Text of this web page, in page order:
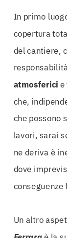
In primo
copertura
del cantiere,
atmosferici e
che,
che possono
lavori, sarai
ne deriva è
dove
Un altro